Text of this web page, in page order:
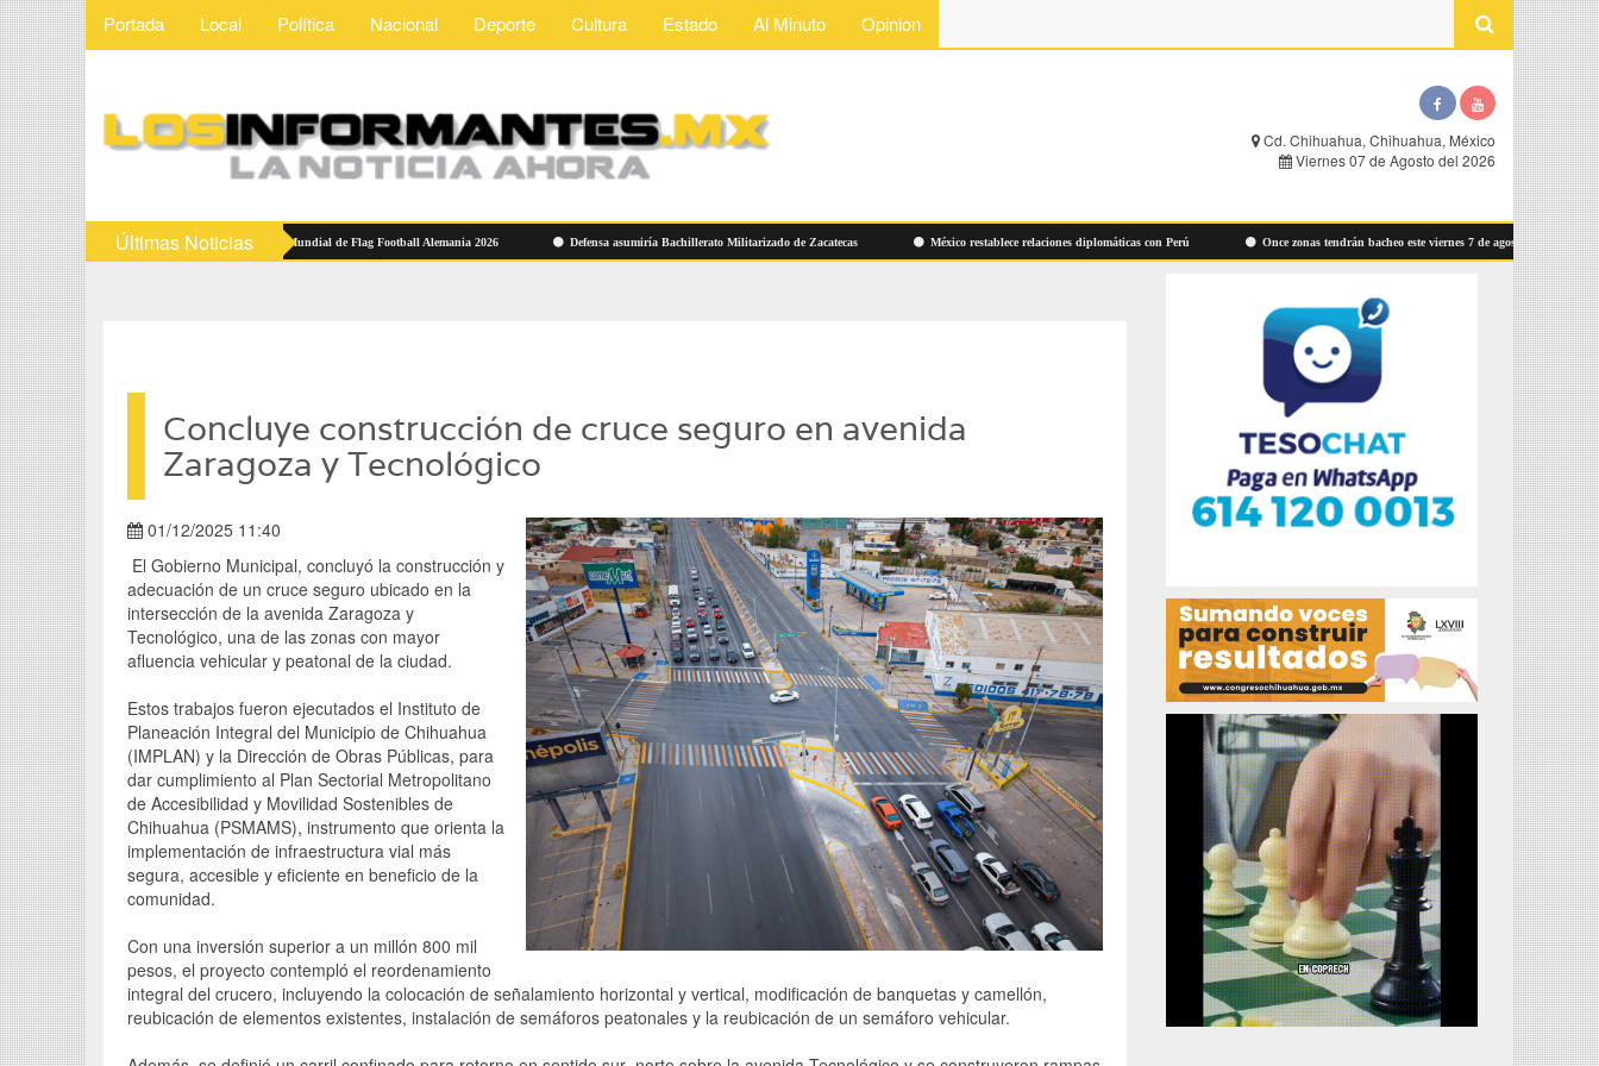
Portada Local Política Nacional Deporte Cultura Estado Al Minuto Opinion
Cd. Chihuahua, Chihuahua, México
Viernes 07 de Agosto del 2026
Últimas Noticias
Mexicanas reciben abanderamiento rumbo al Mundial de Flag Football Alemania 2026 Defensa asumiría Bachillerato Militarizado de Zacatecas México restablece relaciones diplomáticas con Perú Once zonas tendrán bacheo este viernes 7 de agosto: Municipio
Concluye construcción de cruce seguro en avenida
Zaragoza y Tecnológico
01/12/2025 11:40
El Gobierno Municipal, concluyó la construcción y
adecuación de un cruce seguro ubicado en la
intersección de la avenida Zaragoza y
Tecnológico, una de las zonas con mayor
afluencia vehicular y peatonal de la ciudad.
Estos trabajos fueron ejecutados el Instituto de
Planeación Integral del Municipio de Chihuahua
(IMPLAN) y la Dirección de Obras Públicas, para
dar cumplimiento al Plan Sectorial Metropolitano
de Accesibilidad y Movilidad Sostenibles de
Chihuahua (PSMAMS), instrumento que orienta la
implementación de infraestructura vial más
segura, accesible y eficiente en beneficio de la
comunidad.
Con una inversión superior a un millón 800 mil
pesos, el proyecto contempló el reordenamiento
integral del crucero, incluyendo la colocación de señalamiento horizontal y vertical, modificación de banquetas y camellón,
reubicación de elementos existentes, instalación de semáforos peatonales y la reubicación de un semáforo vehicular.